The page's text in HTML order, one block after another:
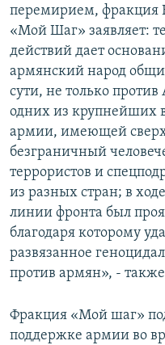
перемирием, фракция
«Мой Шаг» заявляет:
действий дает
армянский народ
сути, не только
одних из крупнейших
армии, имеющей
безграничный
террористов и
из разных стран; в
линии фронта был
благодаря которому
развязанное
против армян», -
Фракция «Мой шаг»
поддержке армии во